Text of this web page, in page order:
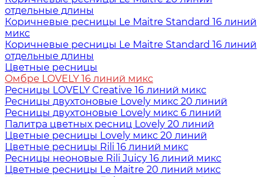
отдельные длины
Коричневые ресницы Le Maitre Standard 16 линий
микс
Коричневые ресницы Le Maitre Standard 16 линий
отдельные длины
Цветные ресницы
Oмбре LOVELY 16 линий микс
Ресницы LOVELY Creative 16 линий микс
Ресницы двухтоновые Lovely микс 20 линий
Ресницы двухтоновые Lovely микс 6 линий
Палитра цветных ресниц Lovely 20 линий
Цветные ресницы Lovely микс 20 линий
Цветные ресницы Rili 16 линий микс
Ресницы неоновые Rili Juicy 16 линий микс
Цветные ресницы Le Maitre 20 линий микс